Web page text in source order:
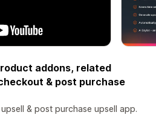
addons, related
& post purchase
& post purchase upsell app.